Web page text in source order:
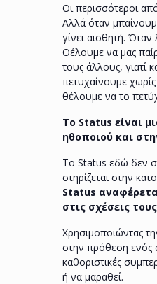
Οι περισσότεροι
Αλλά όταν
γίνει αισθητή.
Θέλουμε να μας
τους άλλους, γιατί
πετυχαίνουμε
θέλουμε να το
Το Status είναι
ηθοποιού και
Το Status εδώ δεν
στηρίζεται στην
Status
στις σχέσεις
Χρησιμοποιώντας
στην πρόθεση ενός
καθοριστικές
ή να μαραθεί.